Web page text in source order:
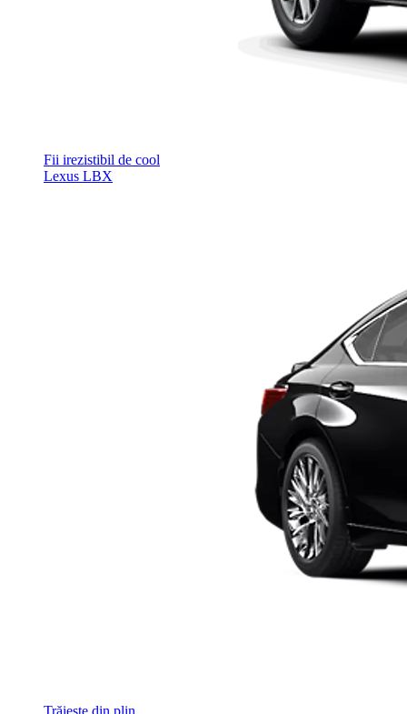
Fii irezistibil de cool
Lexus LBX
Trăiește din plin